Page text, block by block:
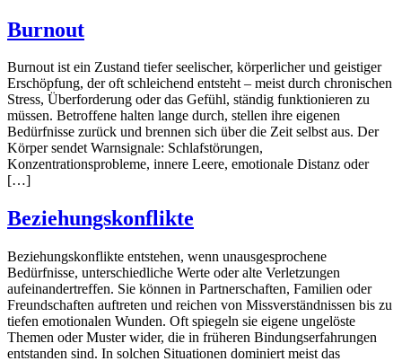
Burnout
Burnout ist ein Zustand tiefer seelischer, körperlicher und geistiger
Erschöpfung, der oft schleichend entsteht – meist durch chronischen
Stress, Überforderung oder das Gefühl, ständig funktionieren zu
müssen. Betroffene halten lange durch, stellen ihre eigenen
Bedürfnisse zurück und brennen sich über die Zeit selbst aus. Der
Körper sendet Warnsignale: Schlafstörungen,
Konzentrationsprobleme, innere Leere, emotionale Distanz oder
[…]
Beziehungskonflikte
Beziehungskonflikte entstehen, wenn unausgesprochene
Bedürfnisse, unterschiedliche Werte oder alte Verletzungen
aufeinandertreffen. Sie können in Partnerschaften, Familien oder
Freundschaften auftreten und reichen von Missverständnissen bis zu
tiefen emotionalen Wunden. Oft spiegeln sie eigene ungelöste
Themen oder Muster wider, die in früheren Bindungserfahrungen
entstanden sind. In solchen Situationen dominiert meist das